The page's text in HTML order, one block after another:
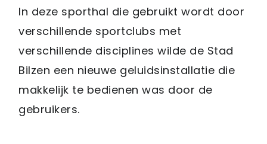
CONTACT
In deze sporthal die gebruikt wordt door
verschillende sportclubs met
verschillende disciplines wilde de Stad
Bilzen een nieuwe geluidsinstallatie die
makkelijk te bedienen was door de
gebruikers.